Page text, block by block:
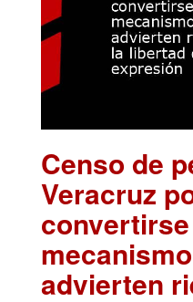
Censo de
Veracruz
advierten